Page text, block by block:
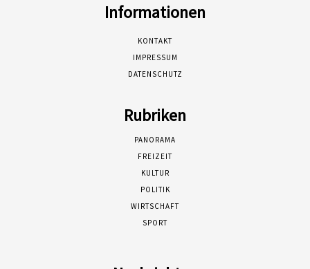
Informationen
KONTAKT
IMPRESSUM
DATENSCHUTZ
Rubriken
PANORAMA
FREIZEIT
KULTUR
POLITIK
WIRTSCHAFT
SPORT